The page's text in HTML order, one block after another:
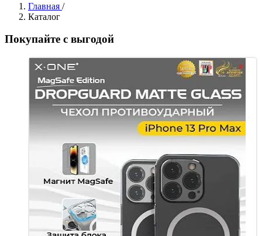
Главная /
Каталог
Покупайте с выгодой